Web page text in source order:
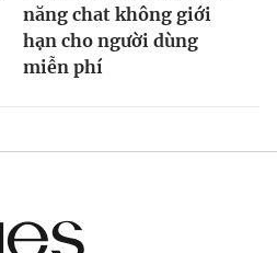
năng chat không giới
hạn cho người dùng
miễn phí